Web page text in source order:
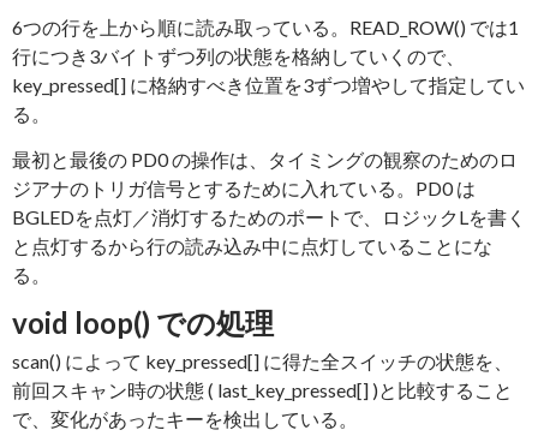
6つの行を上から順に読み取っている。READ_ROW() では1
行につき3バイトずつ列の状態を格納していくので、
key_pressed[] に格納すべき位置を3ずつ増やして指定してい
る。
最初と最後の PD0 の操作は、タイミングの観察のためのロ
ジアナのトリガ信号とするために入れている。PD0 は
BGLEDを点灯／消灯するためのポートで、ロジックLを書く
と点灯するから行の読み込み中に点灯していることにな
る。
void loop() での処理
scan() によって key_pressed[] に得た全スイッチの状態を、
前回スキャン時の状態 ( last_key_pressed[] )と比較すること
で、変化があったキーを検出している。